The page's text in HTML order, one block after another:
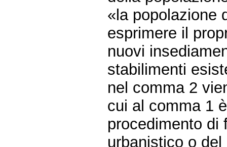
«la popolazione
esprimere il
nuovi
stabilimenti
nel comma 2
cui al comma 1
procedimento di
urbanistico o